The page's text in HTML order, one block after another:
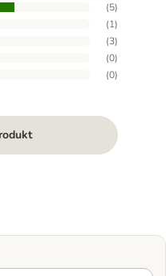
(5)
(1)
(3)
(0)
(0)